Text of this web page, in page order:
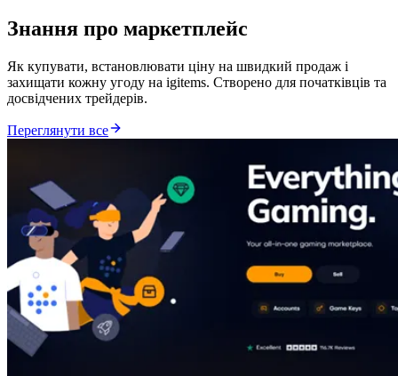
Знання про маркетплейс
Як купувати, встановлювати ціну на швидкий продаж і
захищати кожну угоду на igitems. Створено для початківців та
досвідчених трейдерів.
Переглянути все